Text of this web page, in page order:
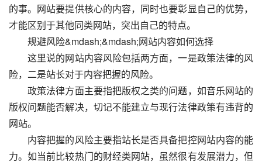
的事。网站要提供核心的内容，同时也要彰显自己的优势，
才能区别于其他同类网站，突出自己的特点。
规避风险&mdash;&mdash;网站内容如何选择
这里说的网站内容风险包括两方面，一是政策法律的风
险，二是站长对于内容把握的风险。
政策法律方面主要指把版权之类的问题，如音乐网站的
版权问题能否解决，切记不能建立与现行法律政策有违背的
网站。
内容把握的风险主要指站长是否具备把控网站内容的能
力。如当前比较热门的财经类网站，虽然很有发展潜力，但